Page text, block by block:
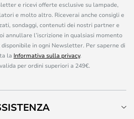
e ricevi offerte esclusive su lampade,
e molto altro. Riceverai anche consigli e
sondaggi, contenuti dei nostri partner e
annullare l’iscrizione in qualsiasi momento
in ogni Newsletter. Per saperne di
la Informativa sulla privacy.
per ordini superiori a 249€.